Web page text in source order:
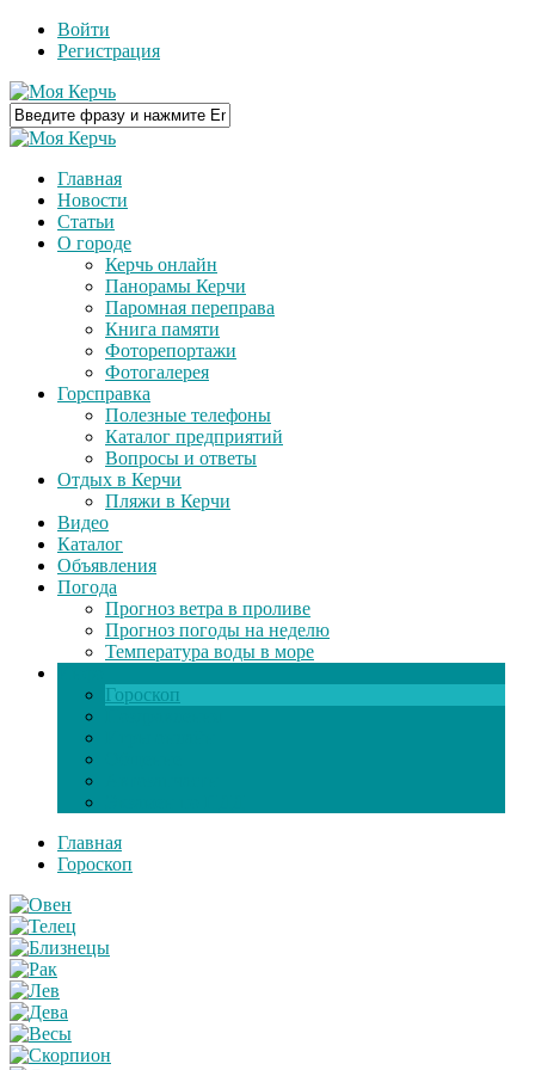
Войти
Регистрация
Главная
Новости
Статьи
О городе
Керчь онлайн
Панорамы Керчи
Паромная переправа
Книга памяти
Фоторепортажи
Фотогалерея
Горсправка
Полезные телефоны
Каталог предприятий
Вопросы и ответы
Отдых в Керчи
Пляжи в Керчи
Видео
Каталог
Объявления
Погода
Прогноз ветра в проливе
Прогноз погоды на неделю
Температура воды в море
Гороскоп
Главная
Гороскоп